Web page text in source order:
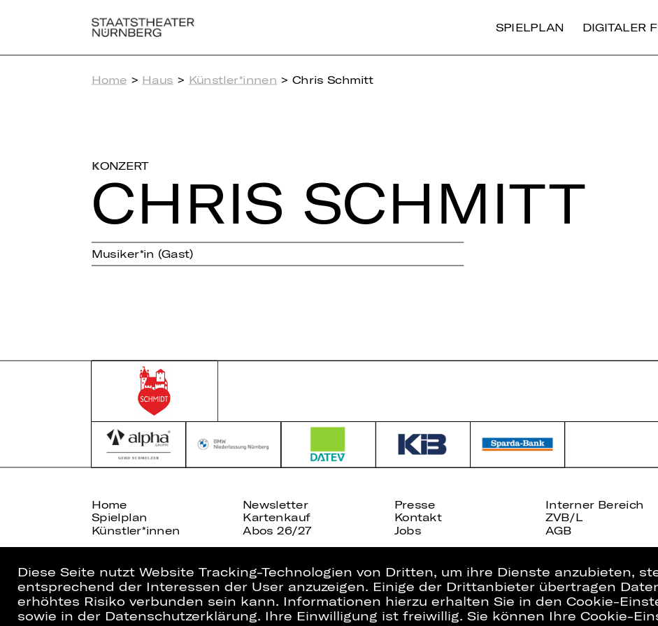
SPIELPLAN DIGITALER
Home > Haus > Künstler*innen > Chris Schmitt
KONZERT
CHRIS SCHMITT
Musiker*in (Gast)
Home
Spielplan
Künstler*innen
Newsletter
Kartenkauf
Abos 26/27
Presse
Kontakt
Jobs
Interner Bereich
ZVB/L
AGB
Diese Seite nutzt Website Tracking-Technologien von Dritten, um ihre Dienste anzubieten,
entsprechend der Interessen der User anzuzeigen. Einige der Drittanbieter übertragen
erhöhtes Risiko verbunden sein kann. Informationen hierzu erhalten Sie in den Cookie-
sowie in der Datenschutzerklärung. Ihre Einwilligung ist freiwillig. Sie können Ihre Cookie-